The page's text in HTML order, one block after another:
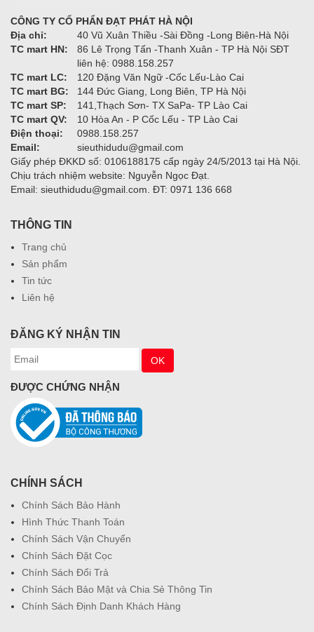
CÔNG TY CỔ PHẨN ĐẠT PHÁT HÀ NỘI
Địa chỉ:
40 Vũ Xuân Thiều -Sài Đồng -Long Biên-Hà Nội
TC mart HN:
86 Lê Trọng Tấn -Thanh Xuân - TP Hà Nội SĐT
liên hệ: 0988.158.257
TC mart LC:
120 Đặng Văn Ngữ -Cốc Lếu-Lào Cai
TC mart BG:
144 Đức Giang, Long Biên, TP Hà Nội
TC mart SP:
141,Thạch Sơn- TX SaPa- TP Lào Cai
TC mart QV:
10 Hòa An - P Cốc Lếu - TP Lào Cai
Điện thoại:
0988.158.257
Email:
sieuthidudu@gmail.com
Giấy phép ĐKKD số: 0106188175 cấp ngày 24/5/2013 tại Hà Nội.
Chịu trách nhiệm website: Nguyễn Ngọc Đạt.
Email: sieuthidudu@gmail.com. ĐT: 0971 136 668
THÔNG TIN
Trang chủ
Sản phẩm
Tin tức
Liên hệ
ĐĂNG KÝ NHẬN TIN
ĐƯỢC CHỨNG NHẬN
CHÍNH SÁCH
Chính Sách Bảo Hành
Hình Thức Thanh Toán
Chính Sách Vận Chuyển
Chính Sách Đặt Cọc
Chính Sách Đổi Trả
Chính Sách Bảo Mật và Chia Sẻ Thông Tin
Chính Sách Định Danh Khách Hàng